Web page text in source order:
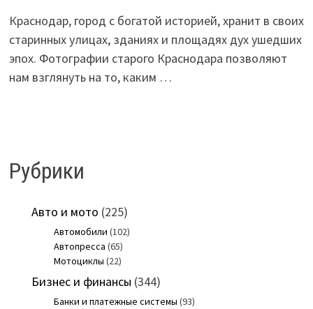
Краснодар, город с богатой историей, хранит в своих
старинных улицах, зданиях и площадях дух ушедших
эпох. Фотографии старого Краснодара позволяют
нам взглянуть на то, каким …
Рубрики
Авто и мото (225)
Автомобили (102)
Автопресса (65)
Мотоциклы (22)
Бизнес и финансы (344)
Банки и платежные системы (93)